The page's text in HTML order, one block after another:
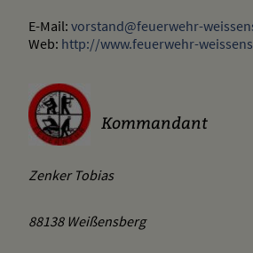
E-Mail: vorstand@feuerwehr-
Web: http://www.feuerwehr-
Kommandant
Zenker Tobias
88138 Weißensberg